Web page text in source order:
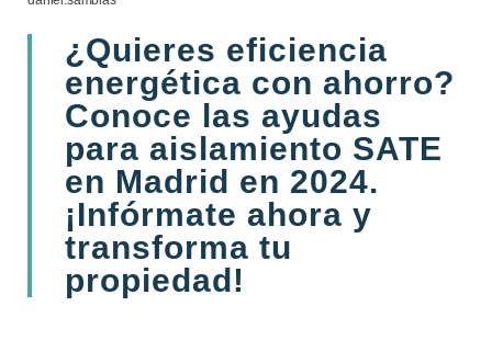
¿Quieres eficiencia
energética con ahorro?
Conoce las ayudas
para aislamiento SATE
en Madrid en 2024.
¡Infórmate ahora y
transforma tu
propiedad!